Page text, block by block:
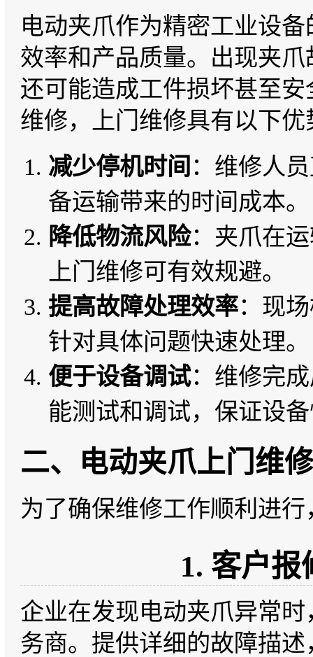
电动夹爪作为精密工业设
效率和产品质量。出现夹
还可能造成工件损坏甚至
维修，上门维修具有以下优
减少停机时间 ：维修人
备运输带来的时间成本。
降低物流风险：夹爪在
上门维修可有效规避。
提高故障处理效率：现
针对具体问题快速处理。
便于设备调试：维修完
能测试和调试，保证设
二、电动夹爪上门维
为了确保维修工作顺利进
1. 客户报
企业在发现电动夹爪异常
务商。提供详细的故障描述